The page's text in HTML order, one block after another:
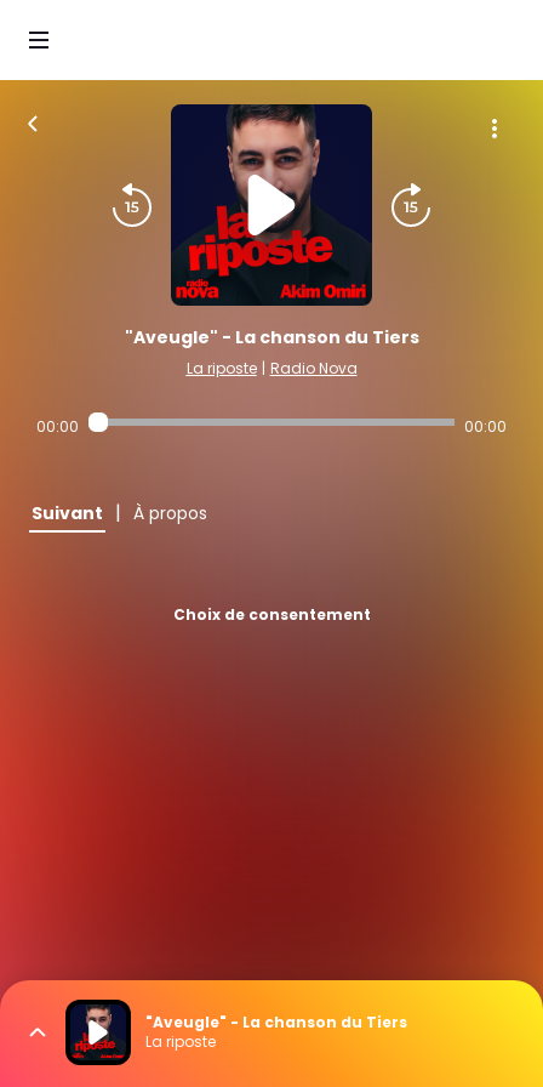
"Aveugle" - La chanson du Tiers
La riposte | Radio Nova
00:00 00:00
Suivant | À propos
Choix de consentement
"Aveugle" - La chanson du Tiers
La riposte